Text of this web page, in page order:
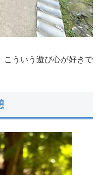
こういう遊び心が好きで